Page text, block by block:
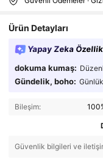
Ürün Detayları
Yapay Zeka
dokuma kumaş:
Gündelik, boho:
Bileşim:
Güvenlik bilgileri ve